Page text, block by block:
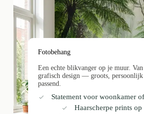
Fotobehang
Een echte blikvanger op je muur.
grafisch design — groots, persoonlijk
passend.
Statement voor woonkamer
Haarscherpe prints op